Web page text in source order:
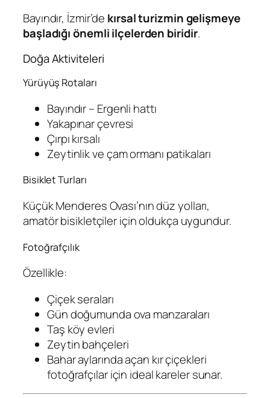
Bayındır, İzmir’de kırsal turizmin gelişmeye
başladığı önemli ilçelerden biridir.
Doğa Aktiviteleri
Yürüyüş Rotaları
Bayındır – Ergenli hattı
Yakapınar çevresi
Çırpı kırsalı
Zeytinlik ve çam ormanı patikaları
Bisiklet Turları
Küçük Menderes Ovası’nın düz yolları,
amatör bisikletçiler için oldukça uygundur.
Fotoğrafçılık
Özellikle:
Çiçek seraları
Gün doğumunda ova manzaraları
Taş köy evleri
Zeytin bahçeleri
Bahar aylarında açan kır çiçekleri
fotoğrafçılar için ideal kareler sunar.